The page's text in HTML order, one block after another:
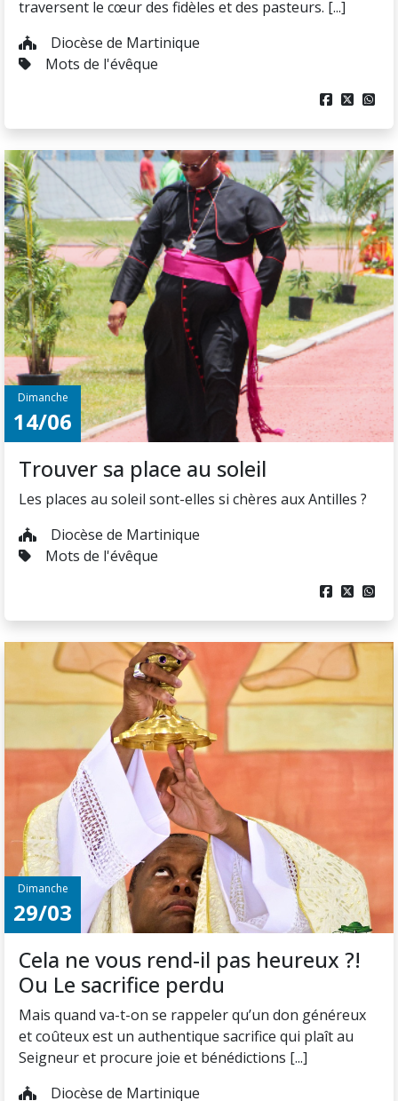
traversent le cœur des fidèles et des pasteurs. [...]
Diocèse de Martinique
Mots de l'évêque
  
Dimanche
14/06
Trouver sa place au soleil
Les places au soleil sont-elles si chères aux Antilles ?
Diocèse de Martinique
Mots de l'évêque
  
Dimanche
29/03
Cela ne vous rend-il pas heureux ?!
Ou Le sacrifice perdu
Mais quand va-t-on se rappeler qu’un don généreux
et coûteux est un authentique sacrifice qui plaît au
Seigneur et procure joie et bénédictions [...]
Diocèse de Martinique